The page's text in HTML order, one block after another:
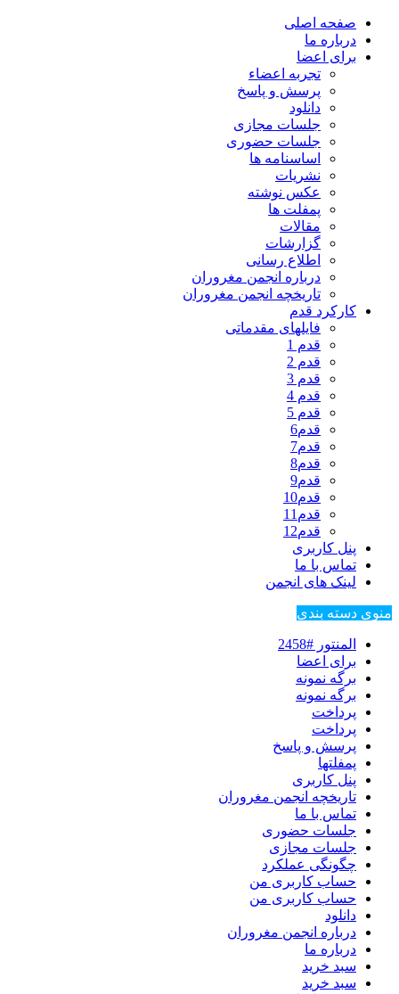
صفحه اصلی
درباره ما
برای اعضا
تجربه اعضاء
پرسش و پاسخ
دانلود
جلسات مجازی
جلسات حضوری
اساسنامه ها
نشریات
عکس نوشته
پمفلت ها
مقالات
گزارشات
اطلاع رسانی
درباره انجمن مغروران
تاریخچه انجمن مغروران
کارکرد قدم
فایلهای مقدماتی
قدم 1
قدم 2
قدم 3
قدم 4
قدم 5
قدم6
قدم7
قدم8
قدم9
قدم10
قدم11
قدم12
پنل کاربری
تماس با ما
لینک های انجمن
منوی دسته بندی
المنتور #2458
برای اعضا
برگه نمونه
برگه نمونه
پرداخت
پرداخت
پرسش و پاسخ
پمفلتها
پنل کاربری
تاریخچه انجمن مغروران
تماس با ما
جلسات حضوری
جلسات مجازی
چگونگی عملکرد
حساب کاربری من
حساب کاربری من
دانلود
درباره انجمن مغروران
درباره ما
سبد خرید
سبد خرید